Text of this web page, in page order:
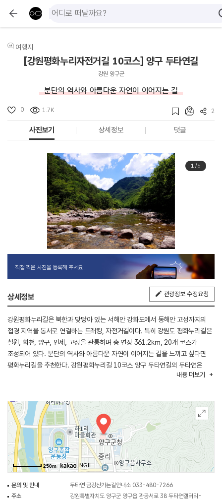
여행지
[강원평화누리자전거길 10코스] 양구 두타연길
강원 양구군
분단의 역사와 아름다운 자연이 이어지는 길
0 1.7K 2
사진보기 상세정보 댓글
1/6
직접 찍은 사진을 등록해 주세요.
상세정보 관광정보 수정요청
강원평화누리길은 북한과 맞닿아 있는 서해안 강화도에서 동해안 고성까지의
접경 지역을 동서로 연결하는 트래킹, 자전거길이다. 특히 강원도 평화누리길은
철원, 화천, 양구, 인제, 고성을 관통하며 총 연장 361.2㎞, 20개 코스가
조성되어 있다. 분단의 역사와 아름다운 자연이 이어지는 길을 느끼고 싶다면
평화누리길을 추천한다. 강원평화누리길 10코스 양구 두타연길의 두타연은
오염되지 않은 청정자연의 대명사 격인 곳이다. 온로드와 오프로드가 적절하게
피곤이 싹 사라지게 될 것이다.
내용 더보기
250m , NGII
문의 및 안내
두타연 금강산가는길안내소 033-480-7266
주소
강원특별자치도 양구군 양구읍 관공서로 38 두타연갤러리~